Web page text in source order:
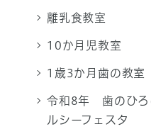
離乳食教室
10か月児教室
1歳3か月歯の教室
令和8年 歯のひ
ルシーフェスタ